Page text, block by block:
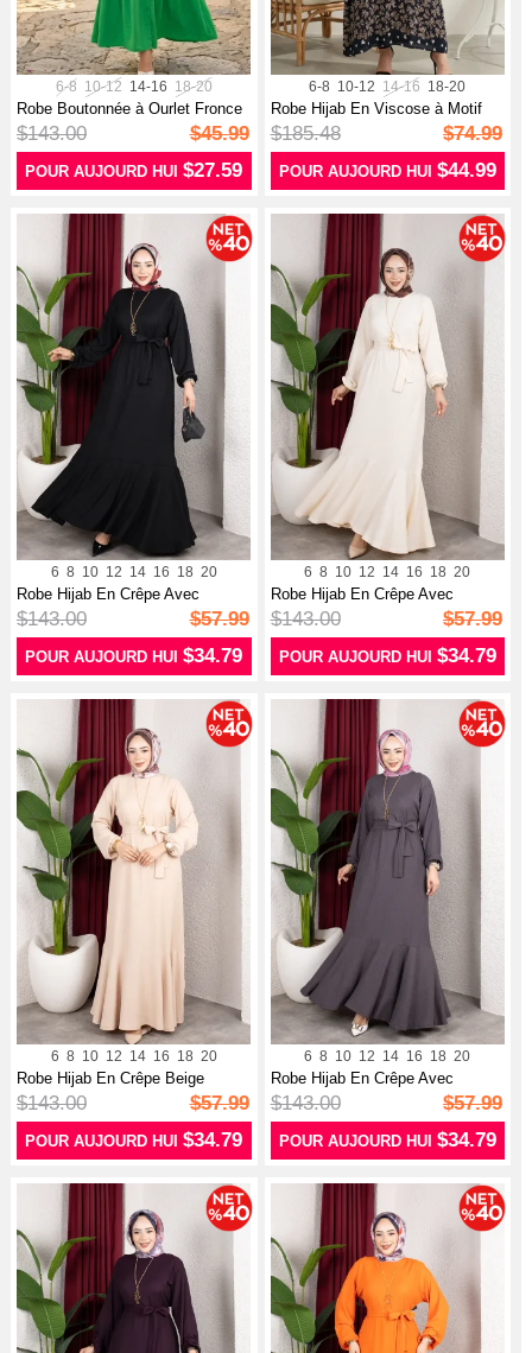
6-8 10-12 14-16 18-20
Robe Boutonnée à Ourlet Fronce
0351...
$143.00 $45.99
POUR AUJOURD HUI$27.59
6-8 10-12 14-16 18-20
Robe Hijab En Viscose à Motif
Cœur ...
$185.48 $74.99
POUR AUJOURD HUI $44.99
6 8 10 12 14 16 18 20
Robe Hijab En Crêpe Avec
Manches Et...
$143.00 $57.99
POUR AUJOURD HUI$34.79
6 8 10 12 14 16 18 20
Robe Hijab En Crêpe Avec
Manches él...
$143.00 $57.99
POUR AUJOURD HUI $34.79
6 8 10 12 14 16 18 20
Robe Hijab En Crêpe Beige
Manches é...
$143.00 $57.99
POUR AUJOURD HUI$34.79
6 8 10 12 14 16 18 20
Robe Hijab En Crêpe Avec
Manches él...
$143.00 $57.99
POUR AUJOURD HUI $34.79